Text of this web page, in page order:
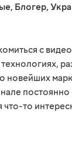
, Блогер,
с
новейших
что-то